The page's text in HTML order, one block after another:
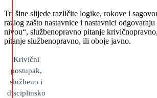
Tri šine slijede različite logike, rokove i
razlog zašto nastavnice i nastavnici odgovaraju
nivou“, službenopravno pitanje
pitanje službenopravno, ili oboje javno.
Krivični
postupak,
službeno i
disciplinsko